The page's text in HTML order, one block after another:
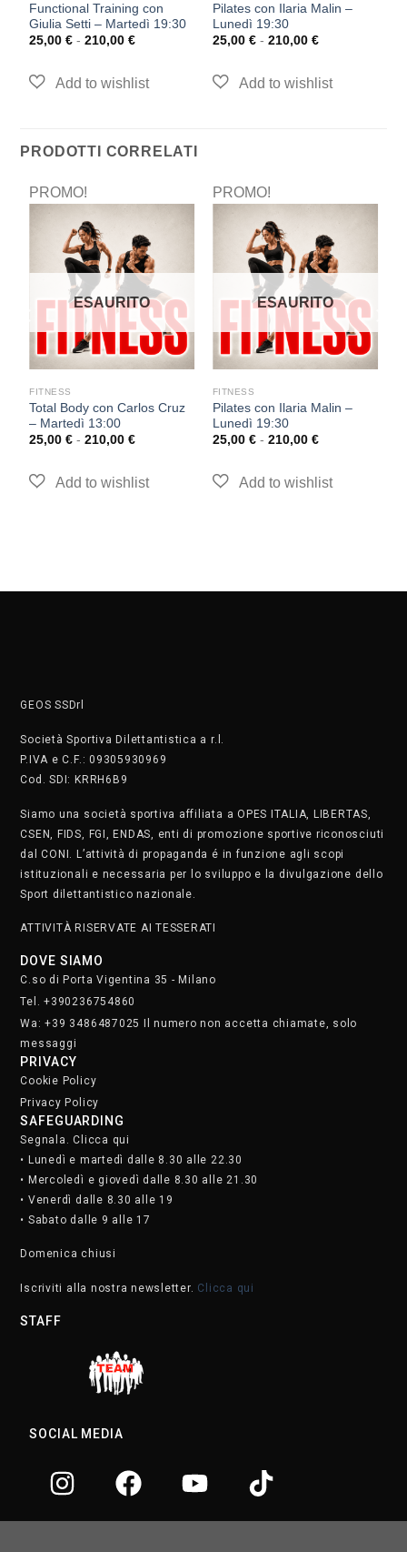
Functional Training con
Giulia Setti – Martedì 19:30
25,00€ - 210,00€
Pilates con Ilaria Malin –
Lunedì 19:30
25,00 € - 210,00 €
PRODOTTI CORRELATI
PROMO!
ESAURITO
FITNESS
Total Body con Carlos Cruz
– Martedì 13:00
25,00€ - 210,00€
PROMO!
ESAURITO
FITNESS
Pilates con Ilaria Malin –
Lunedì 19:30
25,00 € - 210,00 €
GEOS SSDrl
Società Sportiva Dilettantistica a r.l.
P.IVA e C.F.: 09305930969
Cod. SDI: KRRH6B9
Siamo una società sportiva affiliata a OPES ITALIA, LIBERTAS,
CSEN, FIDS, FGI, ENDAS, enti di promozione sportive riconosciuti
dal CONI. L’attività di propaganda é in funzione agli scopi
istituzionali e necessaria per lo sviluppo e la divulgazione dello
Sport dilettantistico nazionale.
ATTIVITÀ RISERVATE AI TESSERATI
DOVE SIAMO
C.so di Porta Vigentina 35 - Milano
Tel. +390236754860
Wa: +39 3486487025 Il numero non accetta chiamate, solo
messaggi
PRIVACY
Cookie Policy
Privacy Policy
SAFEGUARDING
Segnala. Clicca qui
• Lunedì e martedì dalle 8.30 alle 22.30
• Mercoledì e giovedì dalle 8.30 alle 21.30
• Venerdì dalle 8.30 alle 19
• Sabato dalle 9 alle 17
Domenica chiusi
Iscriviti alla nostra newsletter. Clicca qui
STAFF
SOCIAL MEDIA